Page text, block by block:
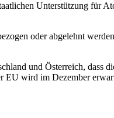
Unterstützung für
oder abgelehnt
und Österreich, dass
EU wird im Dezember